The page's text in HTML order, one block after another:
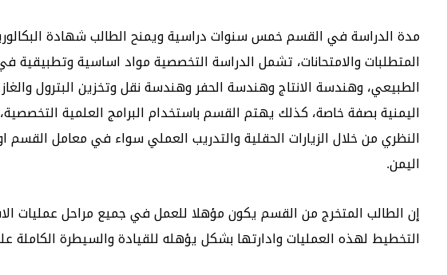
مدة الدراسة في القسم خمس سنوات دراسية ويمنح الطالب شهادة
المتطلبات والامتحانات، تشمل الدراسة التخصصية مواد اساسية وتطبيقية
الطبيعي، وهندسة الانتاج وهندسة الحفر وهندسة نقل وتخزين البترول
اليمنية بصفة خاصة، كذلك يهتم القسم باستخدام البرامج العلمية
النظري من خلال الزيارات الحقلية والتدريب العملي سواء في معامل
اليمن.
إن الطالب المتخرج من القسم يكون مؤهلا للعمل في جميع مراحل عمليات
التخطيط لهذه العمليات وادارتها بشكل يؤهله للقيادة والسيطرة الكاملة